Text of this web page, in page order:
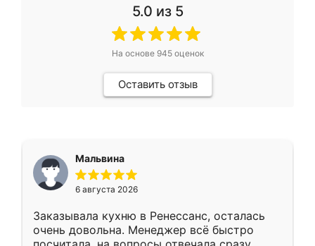
5.0 из 5
На основе 945оценок
Оставить отзыв
Мальвина
6 августа 2026
Заказывала кухню в Ренессанс, осталась
очень довольна. Менеджер всё быстро